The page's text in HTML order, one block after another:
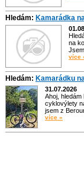
Hledám: Kamarádka
na
více
Hledám: Kamarádku
31.07.2026
Ahoj,
cyklovýlety
jsem z
více »